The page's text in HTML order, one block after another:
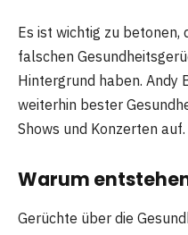
Es ist wichtig zu
falschen
Hintergrund haben.
weiterhin bester
Shows und Konzerten auf.
Warum
Gerüchte über die